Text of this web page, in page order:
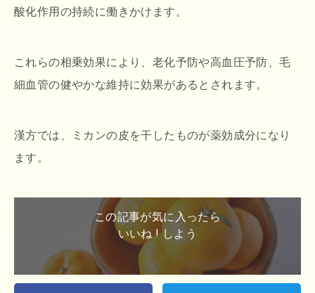
酸化作用の持続に働きかけます。
これらの相乗効果により、老化予防や高血圧予防、毛
細血管の健やかな維持に効果があるとされます。
漢方では、ミカンの皮を干したものが薬効成分になり
ます。
この記事が気に入ったら
いいね ! しよう